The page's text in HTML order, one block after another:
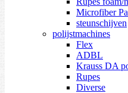
Microfiber
steunschijven
polijstmachines
Flex
ADBL
Krauss DA
Rupes
Diverse